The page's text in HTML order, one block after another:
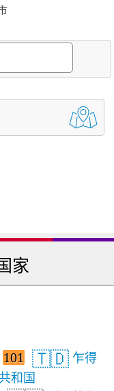
家
101 🇹🇩 乍得
和国